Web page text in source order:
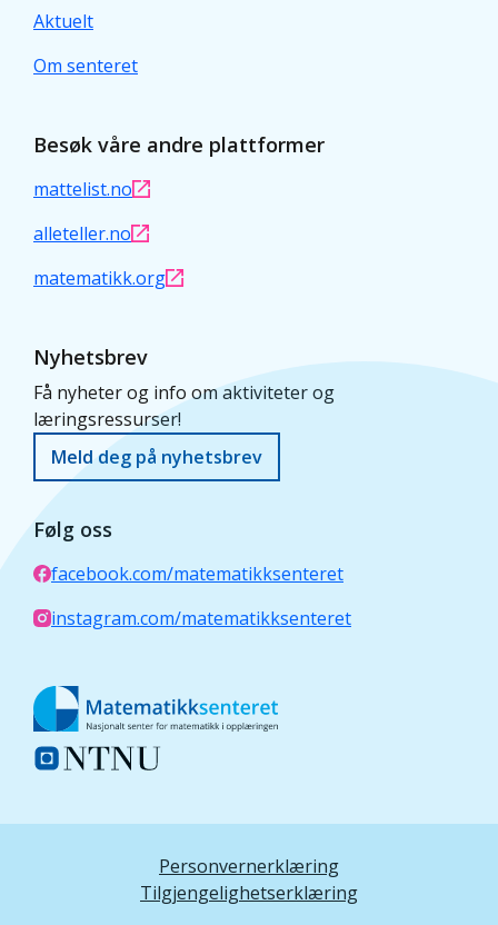
Aktuelt
Om senteret
Besøk våre andre plattformer
mattelist.no
alleteller.no
matematikk.org
Nyhetsbrev
Få nyheter og info om aktiviteter og
læringsressurser!
Meld deg på nyhetsbrev
Følg oss
facebook.com/matematikksenteret
instagram.com/matematikksenteret
Personvernerklæring
Tilgjengelighetserklæring